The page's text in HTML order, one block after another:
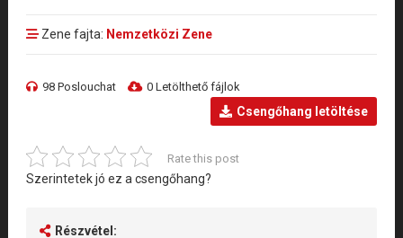
Zene fajta: Nemzetközi Zene
98 Poslouchat 0 Letölthető fájlok
Csengőhang letöltése
Rate this post
Szerintetek jó ez a csengőhang?
Részvétel: